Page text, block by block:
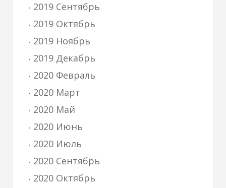
2019 Сентябрь
2019 Октябрь
2019 Ноябрь
2019 Декабрь
2020 Февраль
2020 Март
2020 Май
2020 Июнь
2020 Июль
2020 Сентябрь
2020 Октябрь